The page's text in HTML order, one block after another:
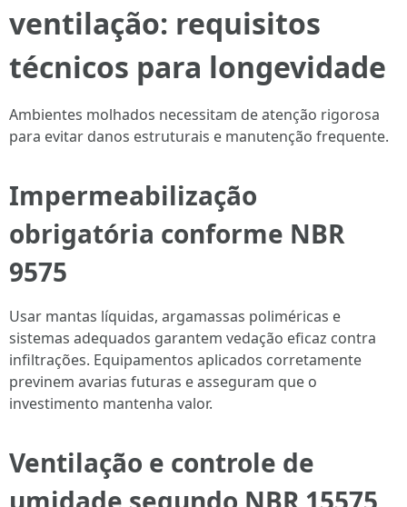
ventilação: requisitos
técnicos para longevidade
Ambientes molhados necessitam de atenção rigorosa
para evitar danos estruturais e manutenção frequente.
Impermeabilização
obrigatória conforme NBR
9575
Usar mantas líquidas, argamassas poliméricas e
sistemas adequados garantem vedação eficaz contra
infiltrações. Equipamentos aplicados corretamente
previnem avarias futuras e asseguram que o
investimento mantenha valor.
Ventilação e controle de